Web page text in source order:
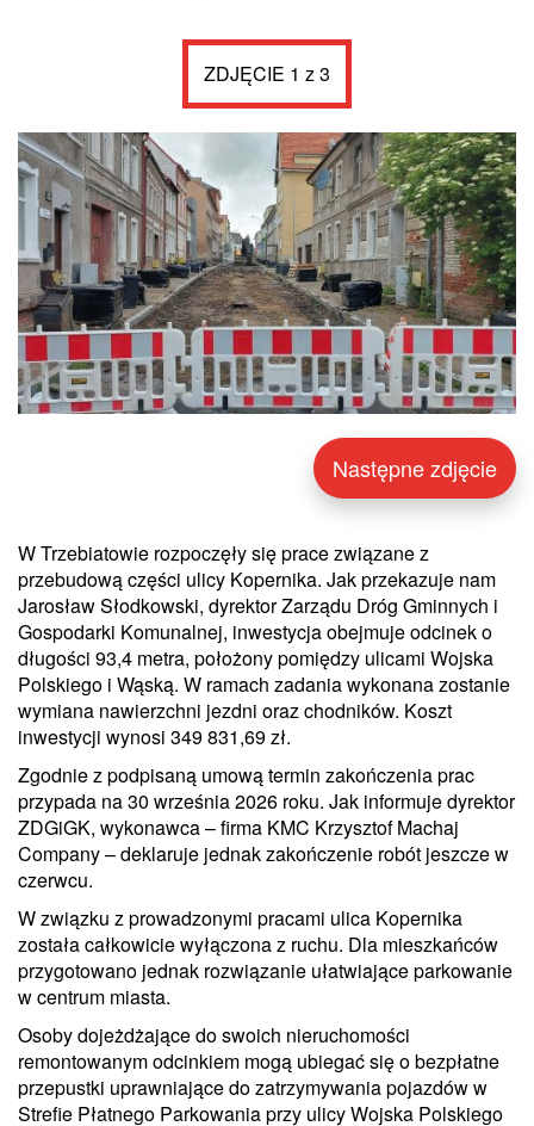
ZDJĘCIE 1 z 3
Następne zdjęcie
W Trzebiatowie rozpoczęły się prace związane z
przebudową części ulicy Kopernika. Jak przekazuje nam
Jarosław Słodkowski, dyrektor Zarządu Dróg Gminnych i
Gospodarki Komunalnej, inwestycja obejmuje odcinek o
długości 93,4 metra, położony pomiędzy ulicami Wojska
Polskiego i Wąską. W ramach zadania wykonana zostanie
wymiana nawierzchni jezdni oraz chodników. Koszt
inwestycji wynosi 349 831,69 zł.
Zgodnie z podpisaną umową termin zakończenia prac
przypada na 30 września 2026 roku. Jak informuje dyrektor
ZDGiGK, wykonawca – firma KMC Krzysztof Machaj
Company – deklaruje jednak zakończenie robót jeszcze w
czerwcu.
W związku z prowadzonymi pracami ulica Kopernika
została całkowicie wyłączona z ruchu. Dla mieszkańców
przygotowano jednak rozwiązanie ułatwiające parkowanie
w centrum miasta.
Osoby dojeżdżające do swoich nieruchomości
remontowanym odcinkiem mogą ubiegać się o bezpłatne
przepustki uprawniające do zatrzymywania pojazdów w
Strefie Płatnego Parkowania przy ulicy Wojska Polskiego